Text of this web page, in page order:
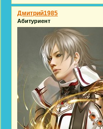
Дмитрий1985
Абитуриент